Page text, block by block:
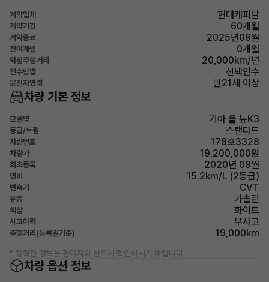
계약업체 현대캐피탈
계약기간 60개월
계약종료 2025년09월
잔여개월 0개월
약정주행거리 20,000km/년
인수방법 선택인수
운전자연령 만21세 이상
차량 기본 정보
모델명 기아 올 뉴K3
등급/트림 스탠다드
차량번호 178호3328
차량가 19,200,000원
최초등록 2020년 09월
연비 15.2km/L (2등급)
변속기 CVT
유종 가솔린
색상 화이트
사고이력 무사고
주행거리(등록일기준) 19,000km
* 정확한 정보는 판매자와 반드시 확인하시기 바랍니다.
차량 옵션 정보